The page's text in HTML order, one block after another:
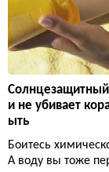
и не убивает
ыть
Боитесь
А воду вы тоже